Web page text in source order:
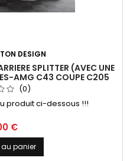
DESIGN
SPLITTER (AVEC UNE
AMG C43 COUPE C205
(0)
produit ci-dessous !!!
€
au panier